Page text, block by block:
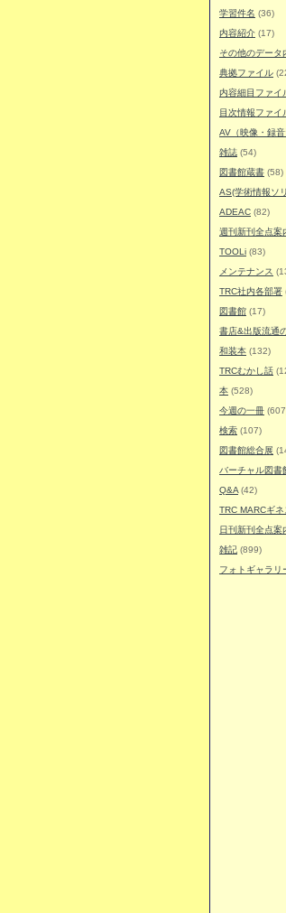
学習件名 (36)
内容紹介 (17)
その他のデータ
典拠ファイル
内容細目ファイ
目次情報ファイ
AV（映像・録音
雑誌 (54)
図書館蔵書 (58)
AS(学術情報ソ
ADEAC (82)
週刊新刊全点案
TOOLi (83)
メンテナンス
TRC社内各部署
図書館 (17)
書店&出版流通
和装本 (132)
TRCむかし話
本 (528)
今週の一冊
検索 (107)
図書館総合展
バーチャル図書
Q&A (42)
TRC MARCギネ
日刊新刊全点案
雑記 (899)
フォトギャラリ